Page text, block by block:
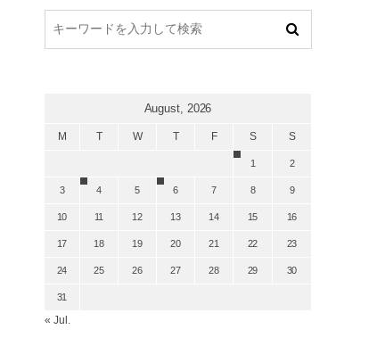
August, 2026
M T W T F S S
1 2
3 4 5 6 7 8 9
10 11 12 13 14 15 16
17 18 19 20 21 22 23
24 25 26 27 28 29 30
31
« Jul.